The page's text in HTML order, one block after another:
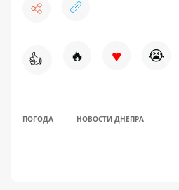
👍 🔥 ♥ 😭
ПОГОДА НОВОСТИ ДНЕПРА